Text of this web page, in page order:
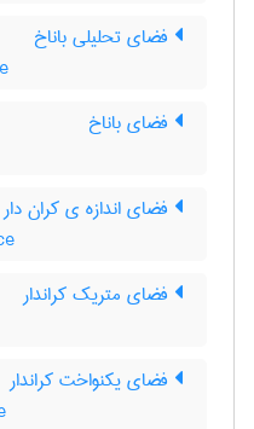
فضای تحلیلی باناخ
فضای باناخ
فضای اندازه ی کران دار
فضای متریک کراندار
فضای یکنواخت کراندار